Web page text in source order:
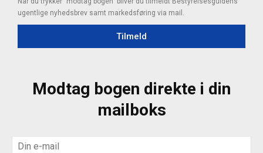
ugentlige nyhedsbrev samt markedsføring via mail.
Tilmeld
Modtag bogen direkte i din
mailboks